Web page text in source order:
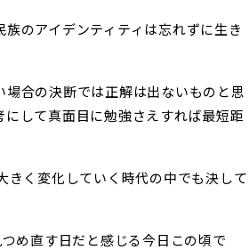
のアイデンティティは忘れずに生き
合の決断では正解は出ないものと思
して真面目に勉強さえすれば最短距
く変化していく時代の中でも決して
め直す日だと感じる今日この頃で